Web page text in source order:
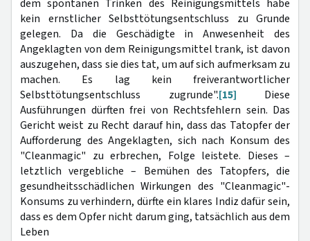
dem spontanen Trinken des Reinigungsmittels habe
kein ernstlicher Selbsttötungsentschluss zu Grunde
gelegen. Da die Geschädigte in Anwesenheit des
Angeklagten von dem Reinigungsmittel trank, ist davon
auszugehen, dass sie dies tat, um auf sich aufmerksam zu
machen. Es lag kein freiverantwortlicher
Selbsttötungsentschluss zugrunde".[15] Diese
Ausführungen dürften frei von Rechtsfehlern sein. Das
Gericht weist zu Recht darauf hin, dass das Tatopfer der
Aufforderung des Angeklagten, sich nach Konsum des
"Cleanmagic" zu erbrechen, Folge leistete. Dieses –
letztlich vergebliche – Bemühen des Tatopfers, die
gesundheitsschädlichen Wirkungen des "Cleanmagic"-
Konsums zu verhindern, dürfte ein klares Indiz dafür sein,
dass es dem Opfer nicht darum ging, tatsächlich aus dem
Leben